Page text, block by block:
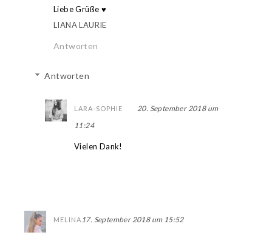
Liebe Grüße ♥
LIANA LAURIE
Antworten
Antworten
LARA-SOPHIE
20. September 2018 um
11:24
Vielen Dank!
MELINA17. September 2018 um 15:52